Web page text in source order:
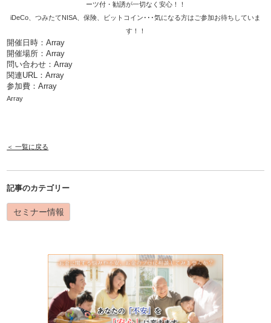
ーツ付・勧誘が一切なく安心！！
iDeCo、つみたてNISA、保険、ビットコイン･･･気になる方はご参加お待ちしていま
す！！
開催日時：Array
開催場所：Array
問い合わせ：Array
関連URL：Array
参加費：Array
Array
＜ 一覧に戻る
記事のカテゴリー
セミナー情報